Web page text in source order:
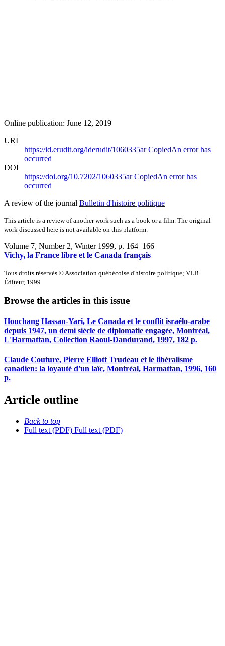
Online publication: June 12, 2019
URI
https://id.erudit.org/iderudit/1060335arCopiedAn error has
occurred
DOI
https://doi.org/10.7202/1060335arCopiedAn error has
occurred
A review of the journal Bulletin d'histoire politique
This article is a review of another work such as a book or a film. The original
work discussed here is not available on this platform.
Volume 7, Number 2, Winter 1999, p. 164–166
Vichy, la France libre et le Canada français
Tous droits réservés © Association québécoise d'histoire politique; VLB
Éditeur, 1999
Browse the articles in this issue
Houchang Hassan-Yari, Le Canada et le conflit israélo-arabe
depuis 1947, un demi siècle de diplomatie engagée, Montréal,
L'Harmattan, Collection Raoul-Dandurand, 1997, 182 p.
Claude Couture, Pierre Elliott Trudeau et le libéralisme
canadien: la loyauté d'un laïc, Montréal, Harmattan, 1996, 160
p.
Article outline
Back to top
Full text (PDF) Full text (PDF)